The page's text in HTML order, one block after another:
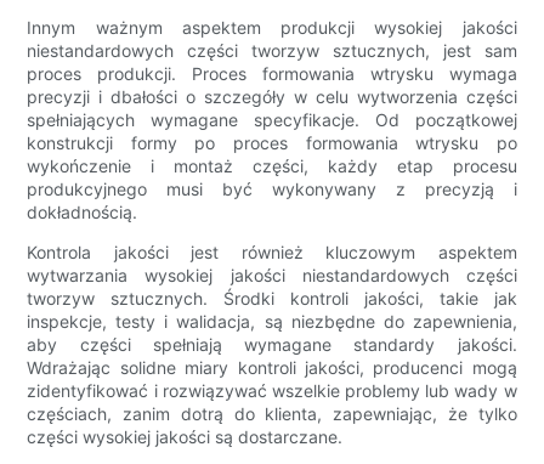
Innym ważnym aspektem produkcji wysokiej jakości
niestandardowych części tworzyw sztucznych, jest sam
proces produkcji. Proces formowania wtrysku wymaga
precyzji i dbałości o szczegóły w celu wytworzenia części
spełniających wymagane specyfikacje. Od początkowej
konstrukcji formy po proces formowania wtrysku po
wykończenie i montaż części, każdy etap procesu
produkcyjnego musi być wykonywany z precyzją i
dokładnością.
Kontrola jakości jest również kluczowym aspektem
wytwarzania wysokiej jakości niestandardowych części
tworzyw sztucznych. Środki kontroli jakości, takie jak
inspekcje, testy i walidacja, są niezbędne do zapewnienia,
aby części spełniają wymagane standardy jakości.
Wdrażając solidne miary kontroli jakości, producenci mogą
zidentyfikować i rozwiązywać wszelkie problemy lub wady w
częściach, zanim dotrą do klienta, zapewniając, że tylko
części wysokiej jakości są dostarczane.